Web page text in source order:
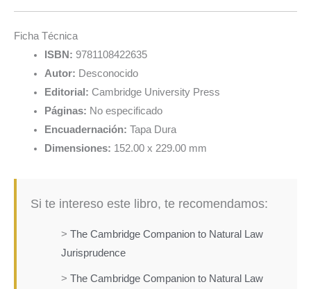
Ficha Técnica
ISBN: 9781108422635
Autor: Desconocido
Editorial: Cambridge University Press
Páginas: No especificado
Encuadernación: Tapa Dura
Dimensiones: 152.00 x 229.00 mm
Si te intereso este libro, te recomendamos:
> The Cambridge Companion to Natural Law
Jurisprudence
> The Cambridge Companion to Natural Law